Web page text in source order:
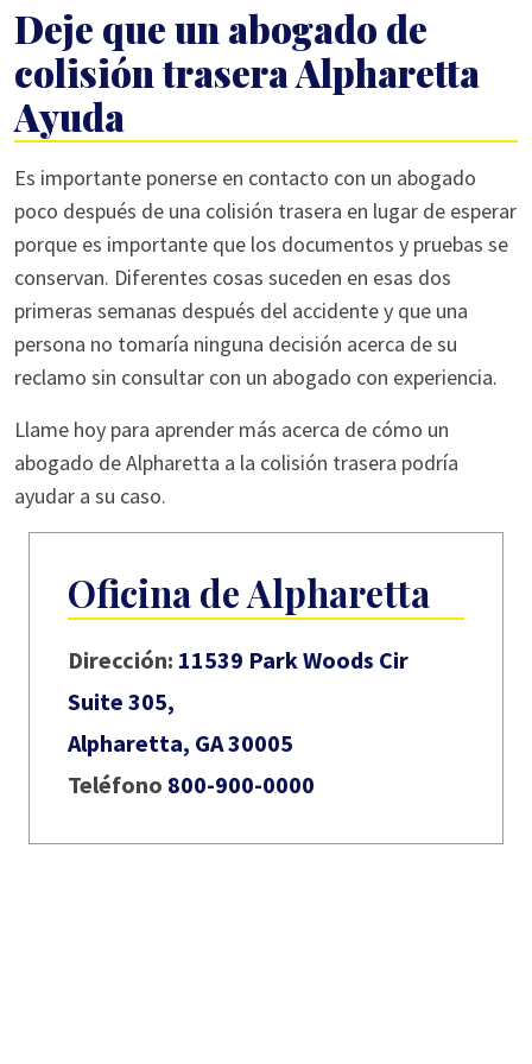
Deje que un abogado de
colisión trasera Alpharetta
Ayuda
Es importante ponerse en contacto con un abogado
poco después de una colisión trasera en lugar de esperar
porque es importante que los documentos y pruebas se
conservan. Diferentes cosas suceden en esas dos
primeras semanas después del accidente y que una
persona no tomaría ninguna decisión acerca de su
reclamo sin consultar con un abogado con experiencia.
Llame hoy para aprender más acerca de cómo un
abogado de Alpharetta a la colisión trasera podría
ayudar a su caso.
Oficina de Alpharetta
Dirección: 11539 Park Woods Cir
Suite 305,
Alpharetta, GA 30005
Teléfono 800-900-0000